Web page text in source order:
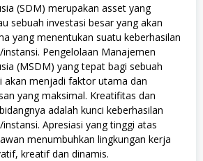
(SDM) merupakan asset yang
sebuah investasi besar yang akan
yang menentukan suatu keberhasilan
Pengelolaan Manajemen
(MSDM) yang tepat bagi sebuah
akan menjadi faktor utama dan
yang maksimal. Kreatifitas dan
adalah kunci keberhasilan
Apresiasi yang tinggi atas
menumbuhkan lingkungan kerja
kreatif dan dinamis.